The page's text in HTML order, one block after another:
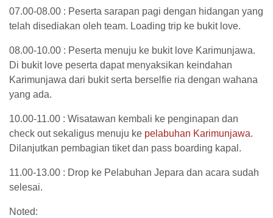
07.00-08.00 : Peserta sarapan pagi dengan hidangan yang
telah disediakan oleh team. Loading trip ke bukit love.
08.00-10.00 : Peserta menuju ke bukit love Karimunjawa.
Di bukit love peserta dapat menyaksikan keindahan
Karimunjawa dari bukit serta berselfie ria dengan wahana
yang ada.
10.00-11.00 : Wisatawan kembali ke penginapan dan
check out sekaligus menuju ke pelabuhan Karimunjawa.
Dilanjutkan pembagian tiket dan pass boarding kapal.
11.00-13.00 : Drop ke Pelabuhan Jepara dan acara sudah
selesai.
Noted: